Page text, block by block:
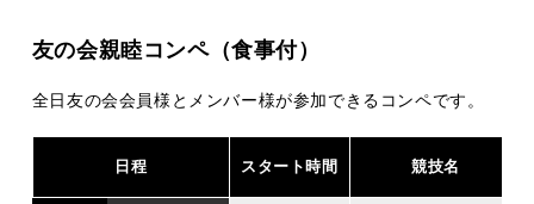
友の会親睦コンペ（食事付）
全日友の会会員様とメンバー様が参加できるコンペです。
日程 スタート時間 競技名